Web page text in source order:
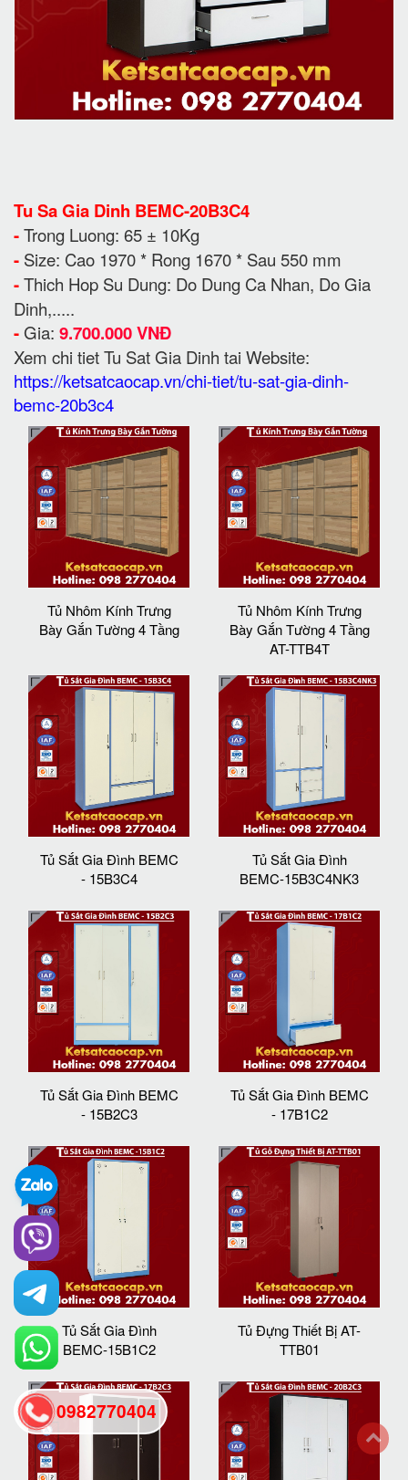
Tu Sa Gia Dinh BEMC-20B3C4
-Trong Luong: 65 ± 10Kg
- Size: Cao 1970 * Rong 1670 * Sau 550 mm
-Thich Hop Su Dung: Do Dung Ca Nhan, Do Gia
Dinh,.....
- Gia: 9.700.000 VNĐ
Xem chi tiet Tu Sat Gia Dinh tai Website:
https://ketsatcaocap.vn/chi-tiet/tu-sat-gia-dinh-
bemc-20b3c4
Tủ Nhôm Kính Trưng
Bày Gắn Tường 4 Tầng
Tủ Nhôm Kính Trưng
Bày Gắn Tường 4 Tầng
AT-TTB4T
Tủ Sắt Gia Đình BEMC
- 15B3C4
Tủ Sắt Gia Đình
BEMC-15B3C4NK3
Tủ Sắt Gia Đình BEMC
- 15B2C3
Tủ Sắt Gia Đình BEMC
- 17B1C2
Tủ Sắt Gia Đình
BEMC-15B1C2
Tủ Đựng Thiết Bị AT-
TTB01
0982770404